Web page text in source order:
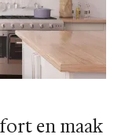
en maak